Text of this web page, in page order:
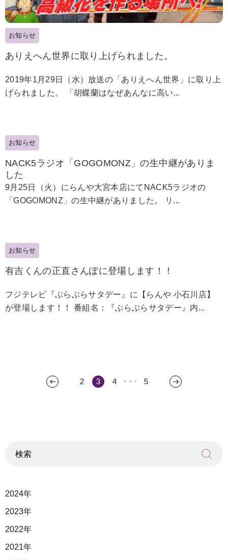
お知らせ
ありえへん世界に取り上げられました。
2019年1月29日（水）放送の「ありえへん世界」に取り上
げられました。 「胡蝶蘭はなぜあんなに高い...
お知らせ
NACK5ラジオ「GOGOMONZ」の生中継がありま
した
9月25日（火）にらんや大宮本店にてNACK5ラジオの
「GOGOMONZ」の生中継がありました。 リ...
お知らせ
有吉くんの正直さんぽに登場します！！
フジテレビ『ぶらぶらサタデー』に【らんや 小石川店】
が登場します！！ 番組名：『ぶらぶらサタデー』内...
2 3 4 ・・・ 5
2024年
2023年
2022年
2021年